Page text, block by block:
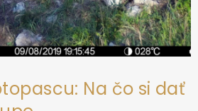
Na čo si dať